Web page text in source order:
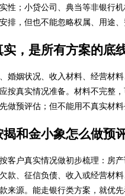
性；小贷公司、典当等非银行
排，但也不能忽略权属、用途、
实，是所有方案的底
婚姻状况、收入材料、经营材
按真实情况准备。材料不完整
做预评估；但不能用不真实材料
揭和金小象怎么做预
客户真实情况做初步梳理：房
款、征信负债、收入或经营材
来源。能走银行类方案，就优